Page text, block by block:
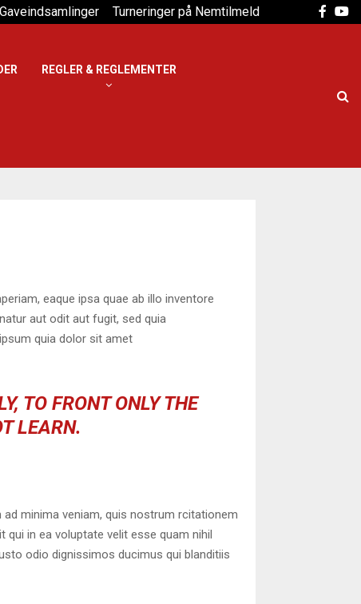
Gaveindsamlinger Turneringer på Nemtilmeld
REGLER & REGLEMENTER
eaque ipsa quae ab illo inventore
aut odit aut fugit, sed quia
quia dolor sit amet
TO FRONT ONLY THE
LEARN.
minima veniam, quis nostrum rcitationem
in ea voluptate velit esse quam nihil
odio dignissimos ducimus qui blanditiis